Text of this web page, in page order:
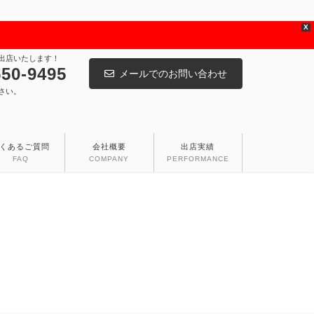
X
店いたします！
9495
い。
メールでのお問い合わせ
あるご質問
FAQ
会社概要
COMPANY
出店実績
PERFORMANCE